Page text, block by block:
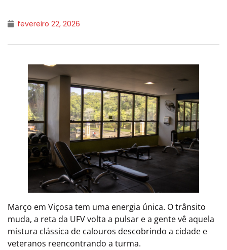
fevereiro 22, 2026
Março em Viçosa tem uma energia única. O trânsito
muda, a reta da UFV volta a pulsar e a gente vê aquela
mistura clássica de calouros descobrindo a cidade e
veteranos reencontrando a turma.